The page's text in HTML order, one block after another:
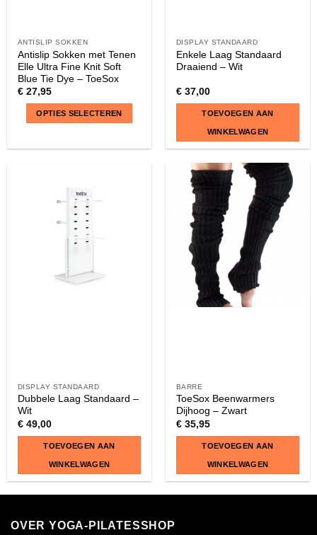
ANTISLIP SOKKEN
Antislip Sokken met Tenen
Elle Ultra Fine Knit Soft
Blue Tie Dye – ToeSox
€27,95
OPTIES SELECTEREN
meerdere
gekozen
DISPLAY STANDAARD
Enkele Laag Standaard
Draaiend – Wit
€37,00
TOEVOEGEN AAN
WINKELWAGEN
DISPLAY STANDAARD
Dubbele Laag Standaard –
Wit
€49,00
TOEVOEGEN AAN
WINKELWAGEN
BARRE
ToeSox Beenwarmers
Dijhoog – Zwart
€35,95
TOEVOEGEN AAN
WINKELWAGEN
OVER YOGA-PILATESSHOP